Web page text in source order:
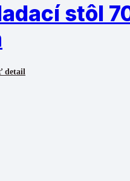
stôl
detail